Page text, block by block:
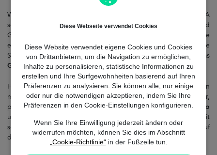
Diese Webseite verwendet Cookies
Diese Website verwendet eigene Cookies und Cookies
von Drittanbietern, um die Navigation zu ermöglichen,
Inhalte zu personalisieren, statistische Informationen zu
erstellen und Ihre Surfgewohnheiten basierend auf Ihren
Präferenzen zu analysieren. Sie können alle, nur einige
oder nur die notwendigen akzeptieren, indem Sie Ihre
Präferenzen in den Cookie-Einstellungen konfigurieren.
Wenn Sie Ihre Einwilligung jederzeit ändern oder
widerrufen möchten, können Sie dies im Abschnitt
„Cookie-Richtlinie“in der Fußzeile tun.
Wenn du in Deutschland nach einem Minikredit ohne SCHUFA
sofort Auszahlung suchst,brauchstdu wahrscheinlich dringend
Geld – schnell und
. Diese Mikrokredite
ermöglichen eine schnelle Finanzierung, ohne dass deine
SCHUFA direkt abgefragt wird, und mit der Möglichkeit, das
Geldnahezu sofort zu erhalten.
Hier erklären wir dir, wie siefunktionieren , worauf du achten
musst und wie du sie sicher beantragen kannst. Alles klar,
praktisch und ohne Kleingedrucktes. Wenn du es ohneRisiko
und Papierkram machen möchtest, verbindet dich MrFinan mit
seriösen, 100 % online
verfügbaren
Optionen – individuell auf
deine
abgestimmt.